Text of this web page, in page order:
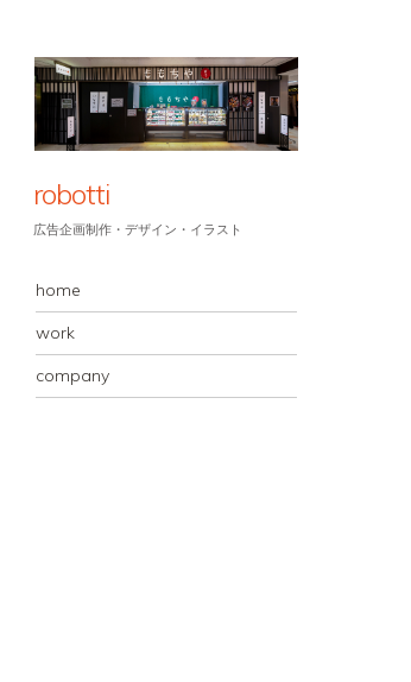
robotti
広告企画制作・デザイン・イラスト
コンテンツへスキップ
home
work
company